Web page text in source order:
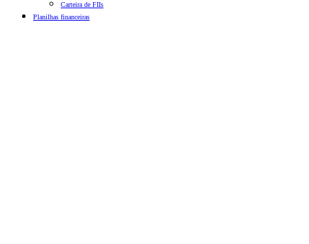
Carteira de FIIs
Planilhas financeiras